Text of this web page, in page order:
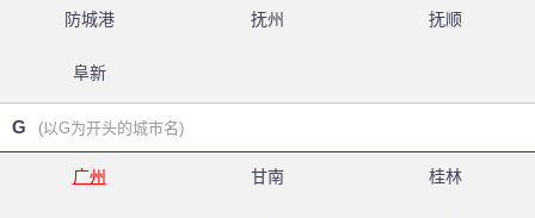
防城港 抚州 抚顺
阜新
G (以G为开头的城市名)
广州 甘南 桂林